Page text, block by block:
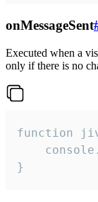
onMessageSent
Executed when a
only if there is no
function
}